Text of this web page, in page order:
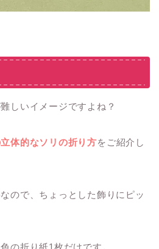
しいイメージですよね？
体的なソリの折り方をご紹介し
ので、ちょっとした飾りにピッ
の折り紙1枚だけです。